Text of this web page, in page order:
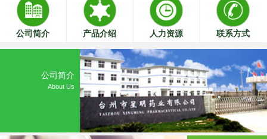
公司简介 产品介绍 人力资源 联系方式
公司简介
About Us